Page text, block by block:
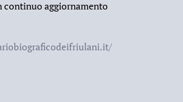
continuo aggiornamento